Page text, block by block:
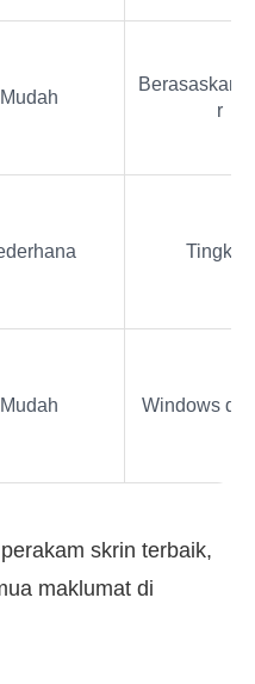
Mudah
Berasaskan
r
Tingkap
Mudah Windows
skrin terbaik,
maklumat di